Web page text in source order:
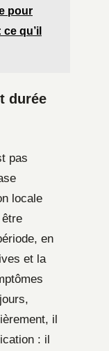
pour
qu’il
durée
pas
locale
en
et la
il
: il